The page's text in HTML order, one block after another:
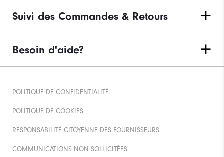
Suivi des Commandes & Retours
Besoin d'aide?
POLITIQUE DE CONFIDENTIALITÉ
POLITIQUE DE COOKIES
RESPONSABILITÉ CITOYENNE DES FOURNISSEURS
COMMUNICATIONS NON SOLLICITÉES